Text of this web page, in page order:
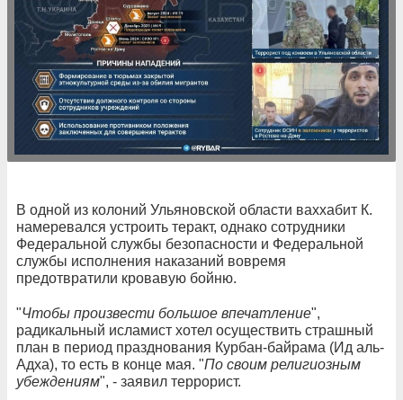
В одной из колоний Ульяновской области ваххабит К.
намеревался устроить теракт, однако сотрудники
Федеральной службы безопасности и Федеральной
службы исполнения наказаний вовремя
предотвратили кровавую бойню.
"Чтобы произвести большое впечатление",
радикальный исламист хотел осуществить страшный
план в период празднования Курбан-байрама (Ид аль-
Адха), то есть в конце мая. "По своим религиозным
убеждениям", - заявил террорист.